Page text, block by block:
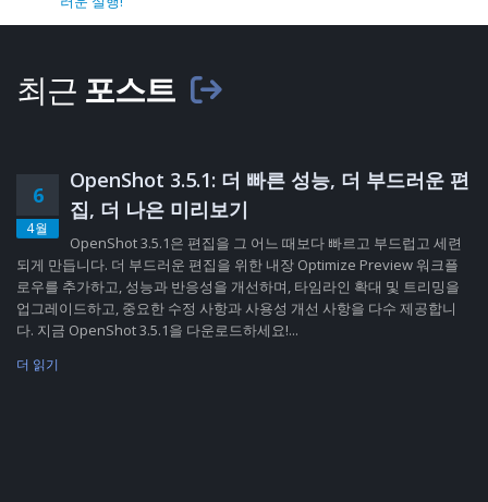
최근 포스트
6
4월
OpenShot 3.5.1: 더 빠른 성능, 더 부드러운 편
집, 더 나은 미리보기
OpenShot 3.5.1은 편집을 그 어느 때보다 빠르고 부드럽고 세련
되게 만듭니다. 더 부드러운 편집을 위한 내장 Optimize Preview 워크플
로우를 추가하고, 성능과 반응성을 개선하며, 타임라인 확대 및 트리밍을
업그레이드하고, 중요한 수정 사항과 사용성 개선 사항을 다수 제공합니
다. 지금 OpenShot 3.5.1을 다운로드하세요!...
더 읽기